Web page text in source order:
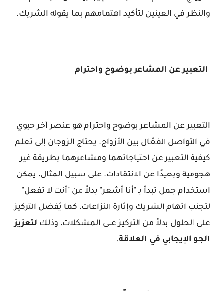
والنظر في العينين لتأكيد اهتمامهم بما يقوله الشريك.
التعبير عن المشاعر بوضوح واحترام
التعبير عن المشاعر بوضوح واحترام هو عنصر آخر حيوي
في التواصل الفعّال بين الأزواج. يحتاج الزوجان إلى تعلم
كيفية التعبير عن احتياجاتهما ومشاعرهما بطريقة غير
هجومية وبعيدًا عن الانتقادات. على سبيل المثال، يمكن
استخدام جمل تبدأ بـ "أنا أشعر" بدلاً من "أنت لا تفعل"
لتجنب اتهام الشريك وإثارة النزاعات. كما يُفضل التركيز
على الحلول بدلاً من التركيز على المشكلات، وذلك لتعزيز
الجو الإيجابي في العلاقة.